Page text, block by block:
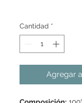
Cantidad *
Agregar